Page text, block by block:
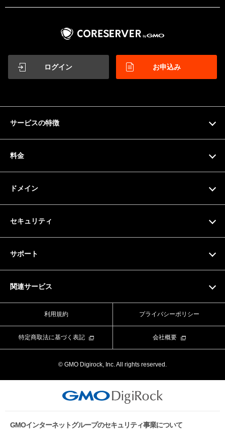
ログイン お申込み
サービスの特徴
サーバー仕様
料金
ドメイン
セキュリティ
サポート
関連サービス
Value Domain
Value Server
CORESERVER media
利用規約 プライバシーポリシー
特定商取法に基づく表記 会社概要
© GMO Digirock, Inc. All rights reserved.
GMOインターネットグループのセキュリティ事業について